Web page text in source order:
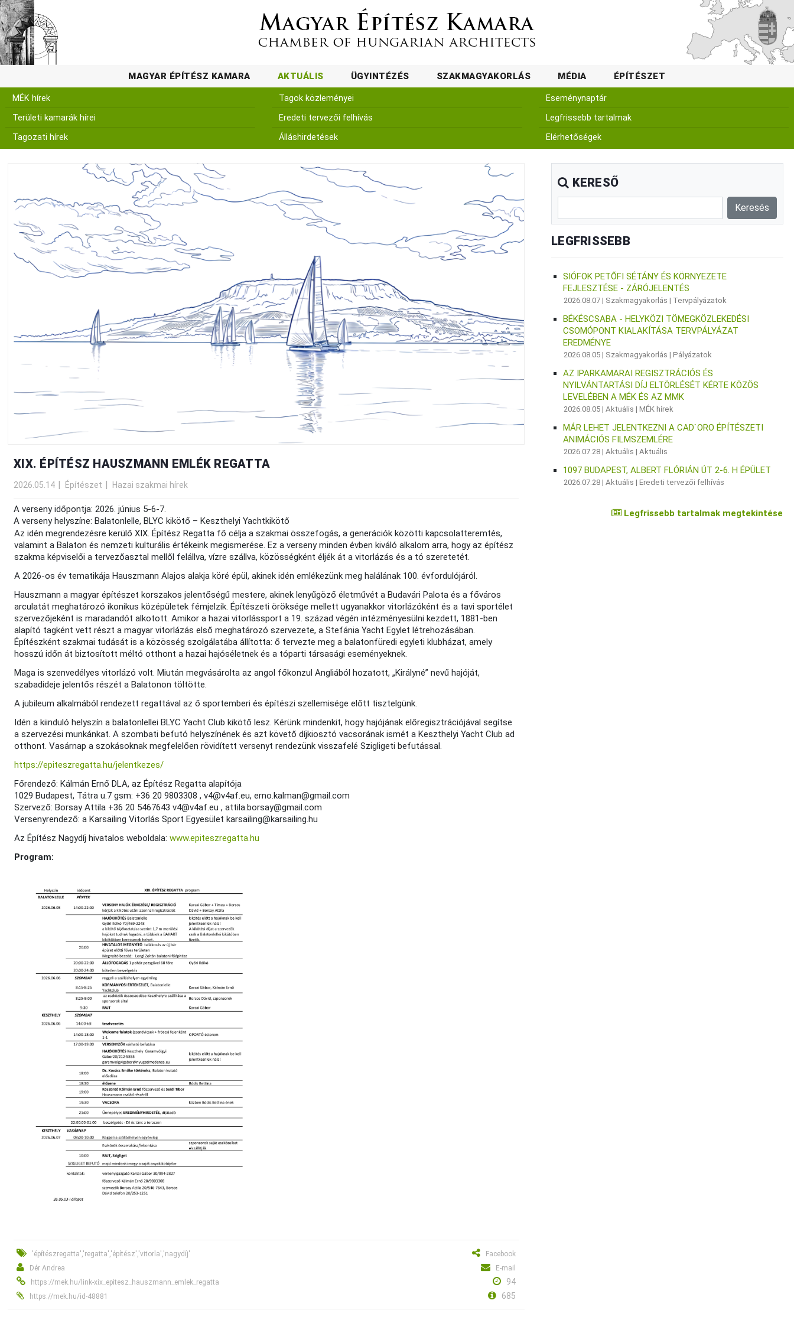
MAGYAR ÉPÍTÉSZ KAMARA AKTUÁLIS ÜGYINTÉZÉS SZAKMAGYAKORLÁS MÉDIA ÉPÍTÉSZET
MÉK hírek
Területi kamarák hírei
Tagozati hírek
Tagok közleményei
Eredeti tervezői felhívás
Álláshirdetések
Eseménynaptár
Legfrissebb tartalmak
Elérhetőségek
XIX. ÉPÍTÉSZ HAUSZMANN EMLÉK REGATTA
2026.05.14 Építészet Hazai szakmai hírek
A verseny időpontja: 2026. június 5-6-7.
A verseny helyszíne: Balatonlelle, BLYC kikötő – Keszthelyi Yachtkikötő
Az idén megrendezésre kerülő XIX. Építész Regatta fő célja a szakmai összefogás, a generációk közötti kapcsolatteremtés,
valamint a Balaton és nemzeti kulturális értékeink megismerése. Ez a verseny minden évben kiváló alkalom arra, hogy az építész
szakma képviselői a tervezőasztal mellől felállva, vízre szállva, közösségként éljék át a vitorlázás és a tó szeretetét.
A 2026-os év tematikája Hauszmann Alajos alakja köré épül, akinek idén emlékezünk meg halálának 100. évfordulójáról.
Hauszmann a magyar építészet korszakos jelentőségű mestere, akinek lenyűgöző életművét a Budavári Palota és a főváros
arculatát meghatározó ikonikus középületek fémjelzik. Építészeti öröksége mellett ugyanakkor vitorlázóként és a tavi sportélet
szervezőjeként is maradandót alkotott. Amikor a hazai vitorlássport a 19. század végén intézményesülni kezdett, 1881-ben
alapító tagként vett részt a magyar vitorlázás első meghatározó szervezete, a Stefánia Yacht Egylet létrehozásában.
Építészként szakmai tudását is a közösség szolgálatába állította: ő tervezte meg a balatonfüredi egyleti klubházat, amely
hosszú időn át biztosított méltó otthont a hazai hajóséletnek és a tóparti társasági eseményeknek.
Maga is szenvedélyes vitorlázó volt. Miután megvásárolta az angol főkonzul Angliából hozatott, „Királyné” nevű hajóját,
szabadideje jelentős részét a Balatonon töltötte.
A jubileum alkalmából rendezett regattával az ő sportemberi és építészi szellemisége előtt tisztelgünk.
Idén a kiinduló helyszín a balatonlellei BLYC Yacht Club kikötő lesz. Kérünk mindenkit, hogy hajójának előregisztrációjával segítse
a szervezési munkánkat. A szombati befutó helyszínének és azt követő díjkiosztó vacsorának ismét a Keszthelyi Yacht Club ad
otthont. Vasárnap a szokásoknak megfelelően rövidített versenyt rendezünk visszafelé Szigligeti befutással.
https://epiteszregatta.hu/jelentkezes/
Főrendező: Kálmán Ernő DLA, az Építész Regatta alapítója
1029 Budapest, Tátra u.7 gsm: +36 20 9803308 , v4@v4af.eu, erno.kalman@gmail.com
Szervező: Borsay Attila +36 20 5467643 v4@v4af.eu , attila.borsay@gmail.com
Versenyrendező: a Karsailing Vitorlás Sport Egyesület karsailing@karsailing.hu
Az Építész Nagydíj hivatalos weboldala:www.epiteszregatta.hu
Program:
'építészregatta','regatta','építész','vitorla','nagydíj'
Facebook
Dér Andrea
E-mail
https://mek.hu/link-xix_epitesz_hauszmann_emlek_regatta
94
https://mek.hu/id-48881 685
KERESŐ
LEGFRISSEBB
SIÓFOK PETŐFI SÉTÁNY ÉS KÖRNYEZETE
FEJLESZTÉSE - ZÁRÓJELENTÉS
2026.08.07 | Szakmagyakorlás | Tervpályázatok
BÉKÉSCSABA - HELYKÖZI TÖMEGKÖZLEKEDÉSI
CSOMÓPONT KIALAKÍTÁSA TERVPÁLYÁZAT
EREDMÉNYE
2026.08.05 | Szakmagyakorlás |Pályázatok
AZ IPARKAMARAI REGISZTRÁCIÓS ÉS
NYILVÁNTARTÁSI DÍJ ELTÖRLÉSÉT KÉRTE KÖZÖS
LEVELÉBEN A MÉK ÉS AZ MMK
2026.08.05 |Aktuális |MÉK hírek
MÁR LEHET JELENTKEZNI A CAD`ORO ÉPÍTÉSZETI
ANIMÁCIÓS FILMSZEMLÉRE
2026.07.28 |Aktuális |Aktuális
1097 BUDAPEST, ALBERT FLÓRIÁN ÚT 2-6. H ÉPÜLET
2026.07.28 |Aktuális |Eredeti tervezői felhívás
Legfrissebb tartalmak megtekintése